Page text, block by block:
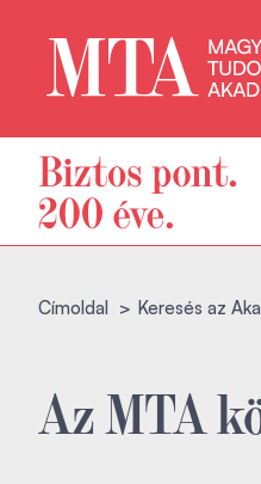
Címoldal Keresés az
Az MTA